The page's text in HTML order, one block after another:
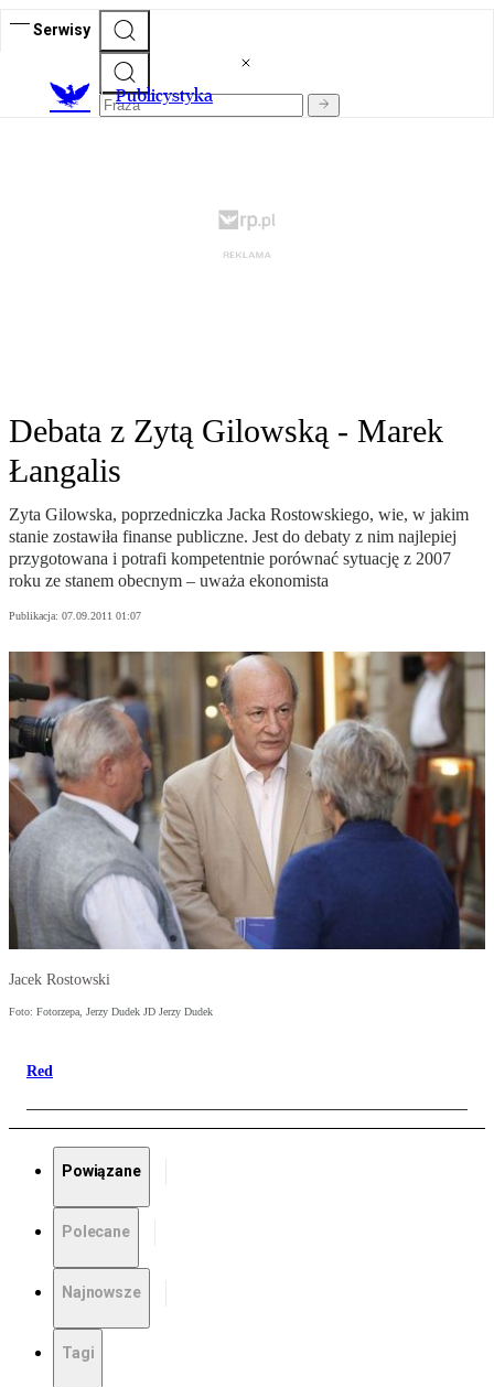
Serwisy
Publicystyka
Debata z Zytą Gilowską - Marek
Łangalis
Zyta Gilowska, poprzedniczka Jacka Rostowskiego, wie, w jakim
stanie zostawiła finanse publiczne. Jest do debaty z nim najlepiej
przygotowana i potrafi kompetentnie porównać sytuację z 2007
roku ze stanem obecnym – uważa ekonomista
Publikacja: 07.09.2011 01:07
Jacek Rostowski
Foto: Fotorzepa, Jerzy Dudek JD Jerzy Dudek
Red
Powiązane
Polecane
Najnowsze
Tagi